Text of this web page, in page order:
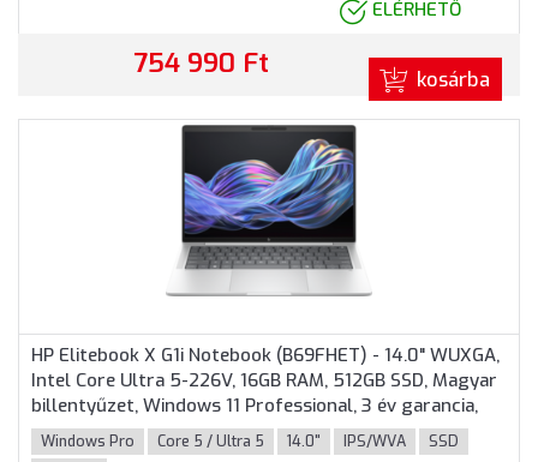
ELÉRHETŐ
754 990 Ft kosárba
HP Elitebook X G1i Notebook (B69FHET) - 14.0" WUXGA,
Intel Core Ultra 5-226V, 16GB RAM, 512GB SSD, Magyar
billentyűzet, Windows 11 Professional, 3 év garancia,
Ezüst színben
Windows Pro Core 5 / Ultra 5 14.0" IPS/WVA SSD